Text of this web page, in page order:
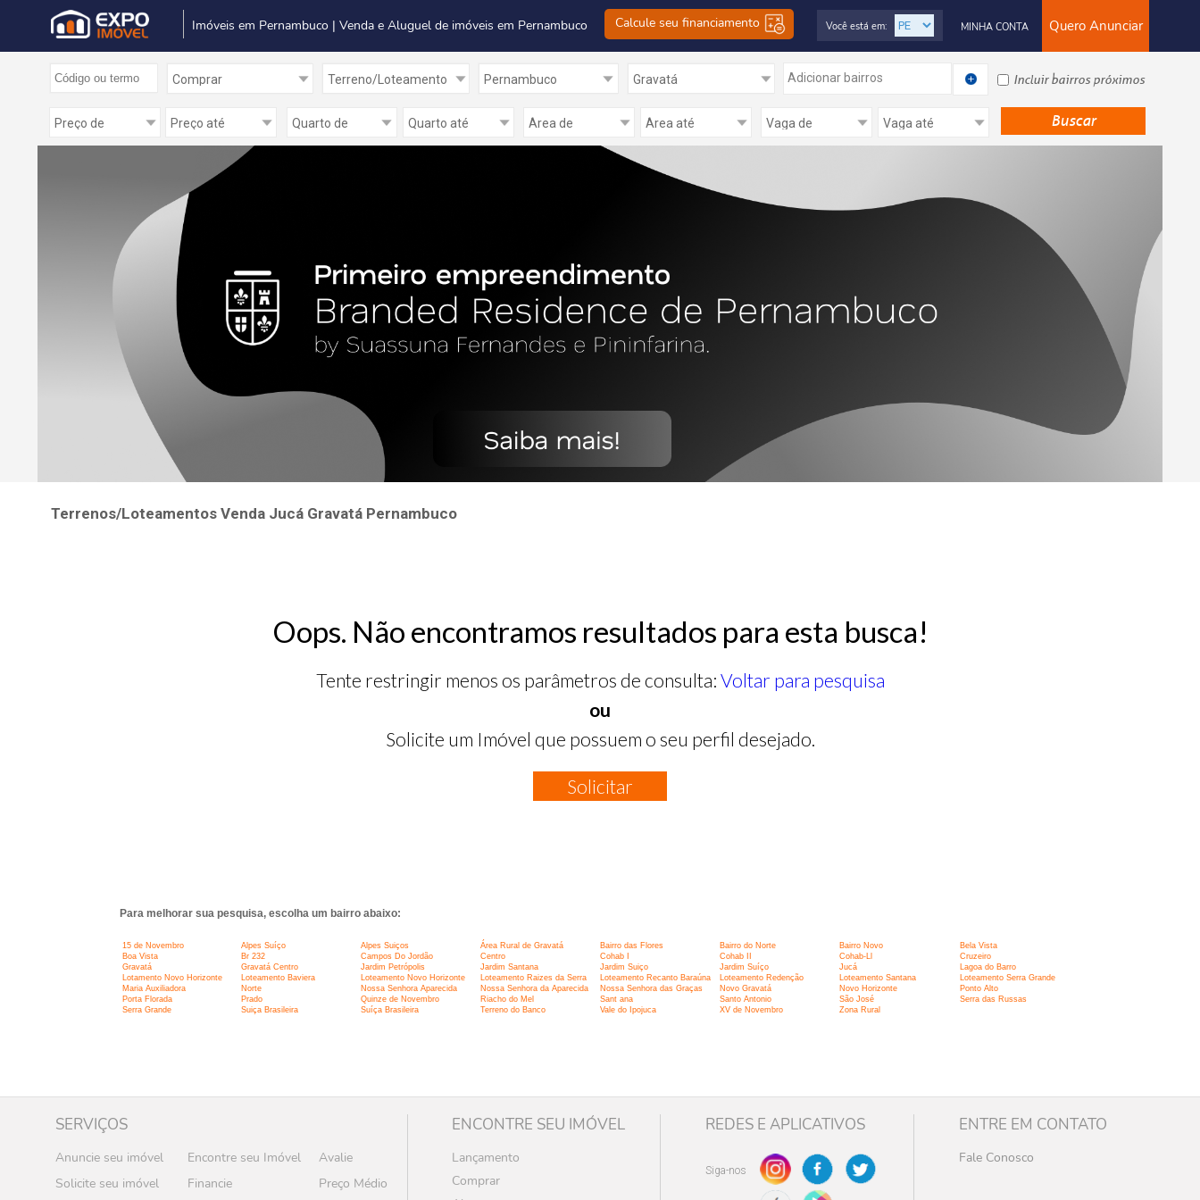
Imóveis em Pernambuco | Venda e Aluguel de imóveis em Pernambuco Calcule seu financiamento Quero Anunciar
MINHA CONTA
Você está em:
Adicionar bairros Incluir bairros próximos
Terrenos/Loteamentos Venda Jucá Gravatá Pernambuco
Oops. Não encontramos resultados para esta busca!
Tente restringir menos os parâmetros de consulta: Voltar para pesquisa
ou
Solicite um Imóvel que possuem o seu perfil desejado.
Solicitar
Para melhorar sua pesquisa, escolha um bairro abaixo:
15 de Novembro Alpes Suíço Alpes Suiços Área Rural de Gravatá Bairro das Flores Bairro do Norte Bairro Novo
Bela Vista
Boa Vista
Br 232 Campos Do Jordão Centro Cohab I Cohab II Cohab-Ll
Cruzeiro
Gravatá
Gravatá Centro Jardim Petrópolis Jardim Santana Jardim Suiço Jardim Suíço Jucá
Lagoa do Barro
Lotamento Novo Horizonte
Loteamento Baviera Loteamento Novo Horizonte Loteamento Raizes da Serra Loteamento Recanto Baraúna Loteamento Redenção Loteamento Santana
Loteamento Serra Grande
Maria Auxiliadora
Norte Nossa Senhora Aparecida Nossa Senhora da Aparecida Nossa Senhora das Graças Novo Gravatá Novo Horizonte
Ponto Alto
Porta Florada
Prado Quinze de Novembro Riacho do Mel Sant ana Santo Antonio São José
Serra das Russas
Serra Grande
Suiça Brasileira Suíça Brasileira Terreno do Banco Vale do Ipojuca XV de Novembro Zona Rural
SERVIÇOS
Anuncie seu imóvel Encontre seu Imóvel
Avalie
Solicite seu imóvel
Financie Preço Médio
ENCONTRE SEU IMÓVEL
Lançamento
Comprar
REDES E APLICATIVOS
Siga-nos
ENTRE EM CONTATO
Fale Conosco